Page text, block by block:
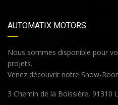
AUTOMATIX MOTORS
Nous sommes disponible pour
projets.
Venez découvrir notre Show-
3 Chemin de la Boissière, 91310